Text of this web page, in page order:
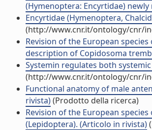
(Hymenoptera: Encyrtidae)
Encyrtidae (Hymenoptera,
(http://www.cnr.it/ontology/cnr/
Revision of the European
description of Copidosoma
Systemin regulates both
(http://www.cnr.it/ontology/cnr/
Functional anatomy of male
rivista)(Prodotto della ricerca)
Revision of the European
(Lepidoptera). (Articolo in rivista)